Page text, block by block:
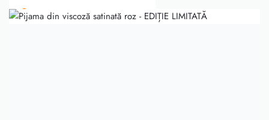
conținut
0